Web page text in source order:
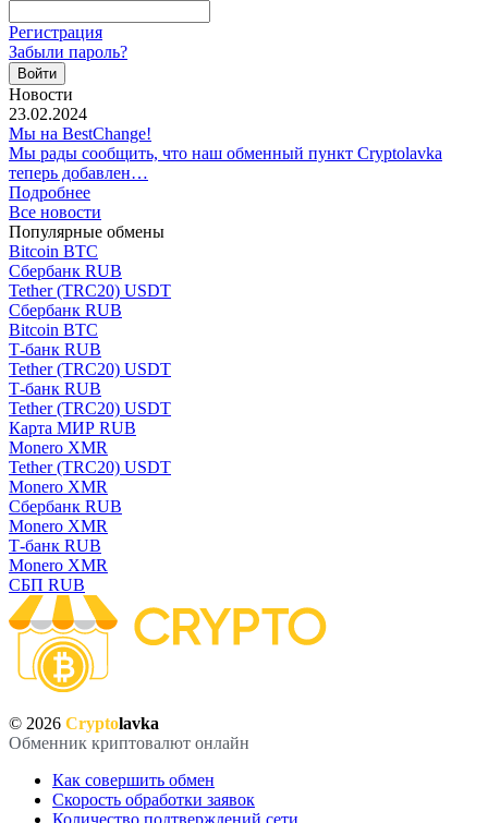
Регистрация
Забыли пароль?
Новости
23.02.2024
Мы на BestChange!
Мы рады сообщить, что наш обменный пункт Cryptolavka
теперь добавлен…
Подробнее
Все новости
Популярные обмены
Bitcoin BTC
Сбербанк RUB
Tether (TRC20) USDT
Сбербанк RUB
Bitcoin BTC
Т-банк RUB
Tether (TRC20) USDT
Т-банк RUB
Tether (TRC20) USDT
Карта МИР RUB
Monero XMR
Tether (TRC20) USDT
Monero XMR
Сбербанк RUB
Monero XMR
Т-банк RUB
Monero XMR
СБП RUB
© 2026 Cryptolavka
Обменник криптовалют онлайн
Как совершить обмен
Скорость обработки заявок